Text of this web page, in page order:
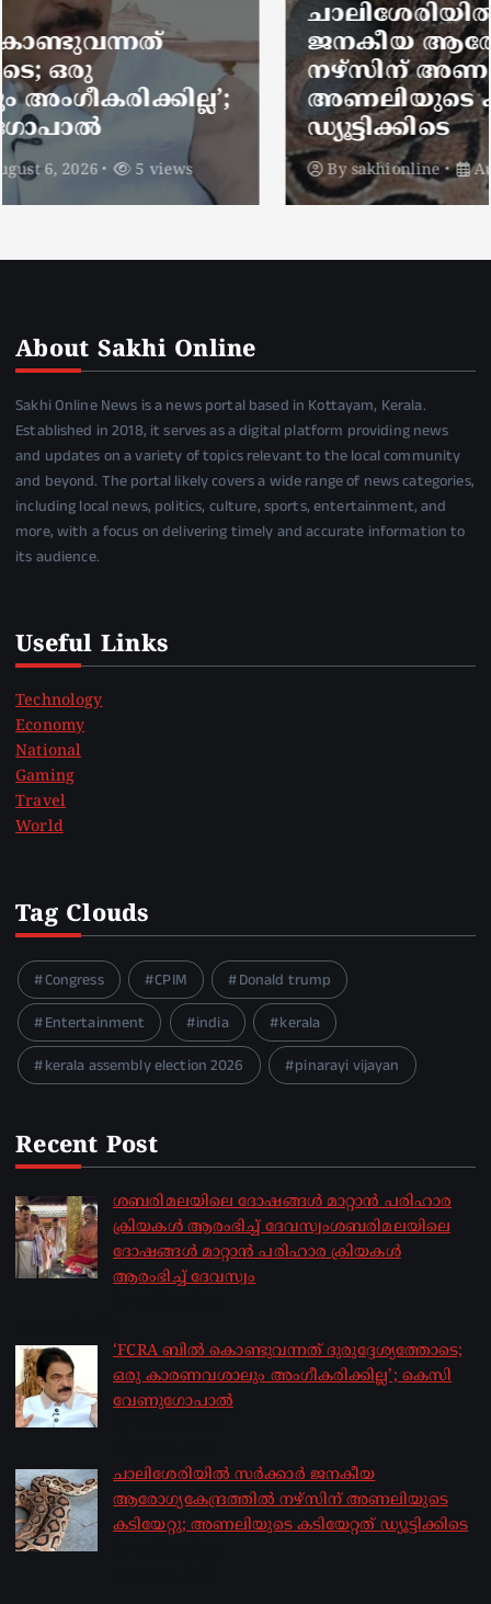
ചാലിശേരിയില്‍ സര്‍ക്കാര്‍
ജനകീയ ആരോഗ്യകേന്ദ്രത്തില്‍
നഴ്സിന് അണലിയുടെ കടിയേറ്റു;
അണലിയുടെ കടിയേറ്റത്
ഡ്യൂട്ടിക്കിടെ
Bysakhionline August 6, 2026 5 views
About Sakhi Online
Sakhi Online News is a news portal based in Kottayam, Kerala.
Established in 2018, it serves as a digital platform providing news
and updates on a variety of topics relevant to the local community
and beyond. The portal likely covers a wide range of news categories,
including local news, politics, culture, sports, entertainment, and
more, with a focus on delivering timely and accurate information to
its audience.
Useful Links
Technology
Economy
National
Gaming
Travel
World
Tag Clouds
Congress CPIM
Donald trump
Entertainment
india
kerala
kerala assembly election 2026
pinarayi vijayan
Recent Post
ശബരിമലയിലെ ദോഷങ്ങൾ മാറ്റാൻ പരിഹാര
ക്രിയകൾ ആരംഭിച്ച് ദേവസ്വംശബരിമലയിലെ
ദോഷങ്ങൾ മാറ്റാൻ പരിഹാര ക്രിയകൾ
ആരംഭിച്ച് ദേവസ്വം
‘FCRA ബിൽ കൊണ്ടുവന്നത് ദുരുദ്ദേശ്യത്തോടെ;
ഒരു കാരണവശാലും അം​ഗീകരിക്കില്ല’; കെസി
വേണു​ഗോപാൽ
ചാലിശേരിയില്‍ സര്‍ക്കാര്‍ ജനകീയ
ആരോഗ്യകേന്ദ്രത്തില്‍ നഴ്സിന് അണലിയുടെ
കടിയേറ്റു; അണലിയുടെ കടിയേറ്റത് ഡ്യൂട്ടിക്കിടെ